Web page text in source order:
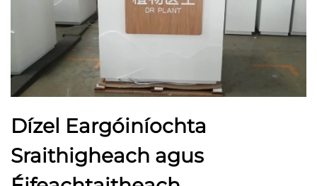
Dízel Eargóiníochta
Sraithigheach agus